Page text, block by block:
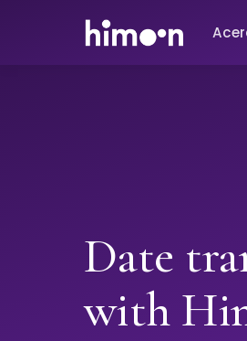
Date
with